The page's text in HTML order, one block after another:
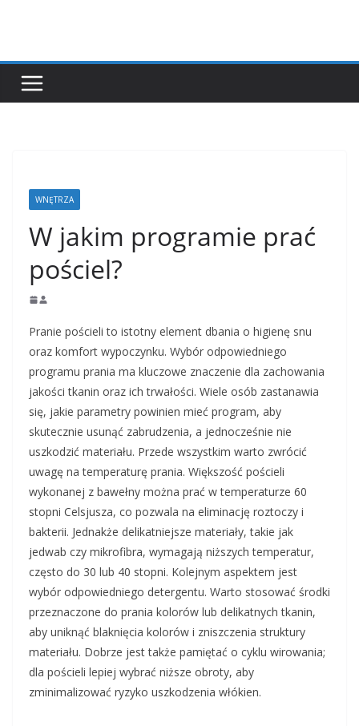
WNĘTRZA
W jakim programie prać
pościel?
Pranie pościeli to istotny element dbania o higienę snu
oraz komfort wypoczynku. Wybór odpowiedniego
programu prania ma kluczowe znaczenie dla zachowania
jakości tkanin oraz ich trwałości. Wiele osób zastanawia
się, jakie parametry powinien mieć program, aby
skutecznie usunąć zabrudzenia, a jednocześnie nie
uszkodzić materiału. Przede wszystkim warto zwrócić
uwagę na temperaturę prania. Większość pościeli
wykonanej z bawełny można prać w temperaturze 60
stopni Celsjusza, co pozwala na eliminację roztoczy i
bakterii. Jednakże delikatniejsze materiały, takie jak
jedwab czy mikrofibra, wymagają niższych temperatur,
często do 30 lub 40 stopni. Kolejnym aspektem jest
wybór odpowiedniego detergentu. Warto stosować środki
przeznaczone do prania kolorów lub delikatnych tkanin,
aby uniknąć blaknięcia kolorów i zniszczenia struktury
materiału. Dobrze jest także pamiętać o cyklu wirowania;
dla pościeli lepiej wybrać niższe obroty, aby
zminimalizować ryzyko uszkodzenia włókien.